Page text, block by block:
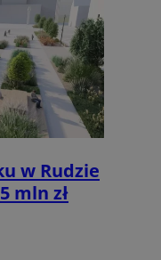
w Rudzie
mln zł